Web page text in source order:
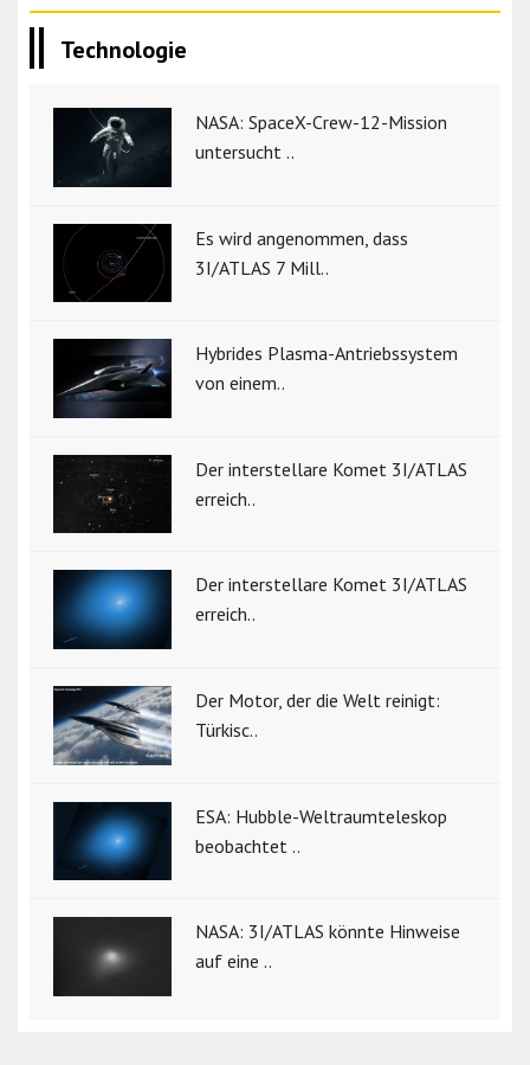
Technologie
NASA: SpaceX-Crew-12-Mission
untersucht ..
Es wird angenommen, dass
3I/ATLAS 7 Mill..
Hybrides Plasma-Antriebssystem
von einem..
Der interstellare Komet 3I/ATLAS
erreich..
Der interstellare Komet 3I/ATLAS
erreich..
Der Motor, der die Welt reinigt:
Türkisc..
ESA: Hubble-Weltraumteleskop
beobachtet ..
NASA: 3I/ATLAS könnte Hinweise
auf eine ..